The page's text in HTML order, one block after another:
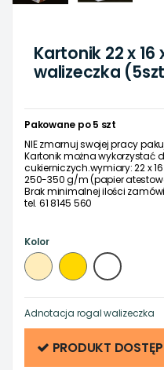
Kartonik 22 x 16
walizeczka
Pakowane po 5 szt
NIE zmarnuj swojej pracy
Kartonik można wykorzystać
cukierniczych.wymiary: 22 x
250-350 g/m (papier
Brak minimalnej ilości
tel. 61 8145 560
Kolor
EKO
Złoty Biały
Adnotacja rogal walizeczka
PRODUKT